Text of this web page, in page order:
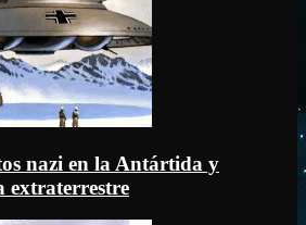
nazi en la Antártida y
extraterrestre